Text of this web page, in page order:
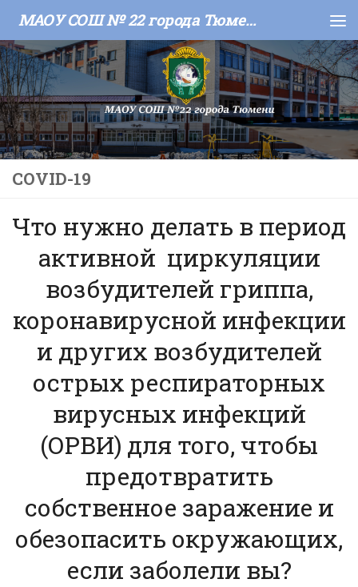
Skip to content МАОУ СОШ № 22 города Тюмени
COVID-19
Что нужно делать в период
активной циркуляции
возбудителей гриппа,
коронавирусной инфекции
и других возбудителей
острых респираторных
вирусных инфекций
(ОРВИ) для того, чтобы
предотвратить
собственное заражение и
обезопасить окружающих,
если заболели вы?